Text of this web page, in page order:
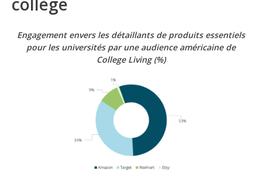
Engagement envers les détaillants de produits essentiels
pour les universités par une audience américaine de
College Living (%)